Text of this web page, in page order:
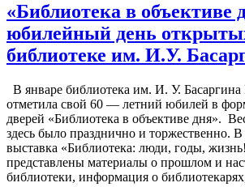
«Библиотека в объективе
юбилейный день
библиотеке им. И.У.
В январе библиотека им. И. У.
отметила свой 60 — летний юбилей в
дверей «Библиотека в объективе дня».
здесь было празднично и торжественно. В
выставка «Библиотека: люди, годы,
представлены материалы о прошлом и
библиотеки, информация о